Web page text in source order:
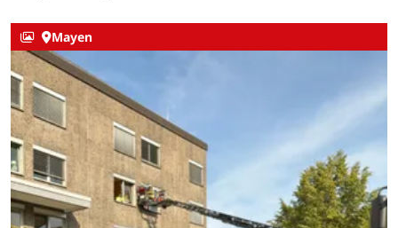
Mayen